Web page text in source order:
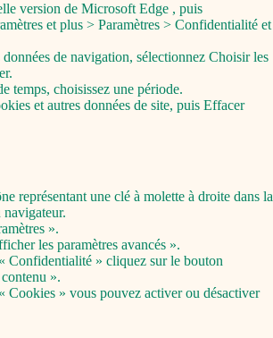
version de Microsoft Edge , puis
et plus > Paramètres > Confidentialité et
de navigation, sélectionnez Choisir les
temps, choisissez une période.
et autres données de site, puis Effacer
représentant une clé à molette à droite dans la
navigateur.
».
les paramètres avancés ».
Confidentialité » cliquez sur le bouton
».
Cookies » vous pouvez activer ou désactiver